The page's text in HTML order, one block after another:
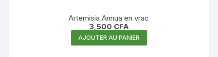
Artemisia Annua en vrac
3,500 CFA
AJOUTER AU PANIER